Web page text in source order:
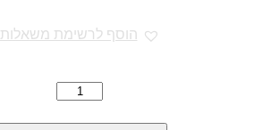
הוסף לרשימת משאלות
כמות
של
21